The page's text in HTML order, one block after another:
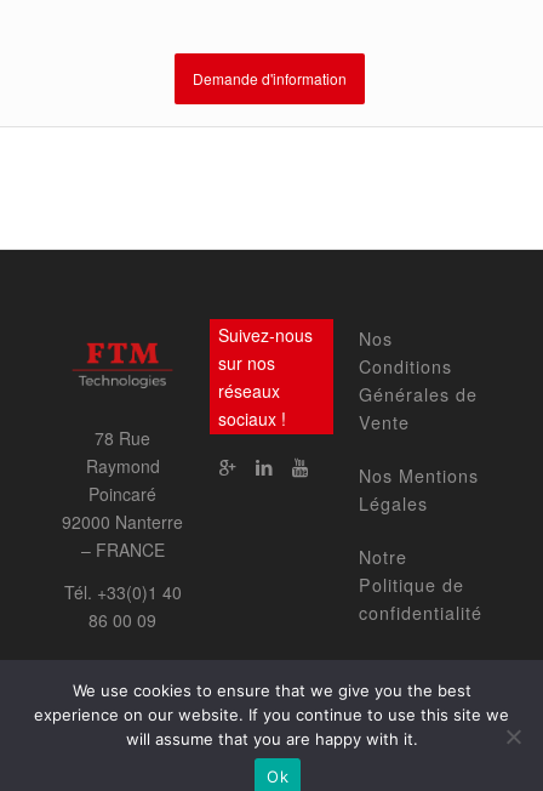
Demande d'information
78 Rue
Raymond
Poincaré
92000 Nanterre
– FRANCE
Tél. +33(0)1 40
86 00 09
Suivez-nous
sur nos
réseaux
sociaux !
Nos
Conditions
Générales de
Vente
Nos Mentions
Légales
Notre
Politique de
confidentialité
2017 ©
www.agencenova.com
Notre société
We use cookies to ensure that we give you the best
experience on our website. If you continue to use this site we
will assume that you are happy with it.
Ok